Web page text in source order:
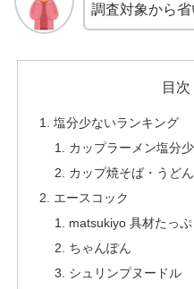
調査対象から
目次
塩分少ないランキング
カップラーメン塩分
カップ焼そば・うど
エースコック
matsukiyo 具材たっ
ちゃんぽん
シュリンプヌードル